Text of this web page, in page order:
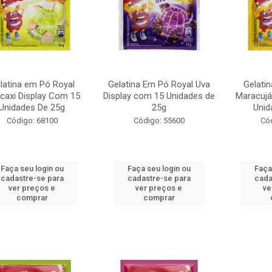
em Pó Royal
Display Com 15
De 25g
Código: 68100
Faça seu login ou
cadastre-se para
ver preços e
comprar
Gelatina Em Pó Royal Uva
Display com 15 Unidades de
25g
Código: 55600
Faça seu login ou
cadastre-se para
ver preços e
comprar